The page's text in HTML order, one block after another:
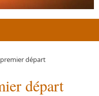
départ
départ